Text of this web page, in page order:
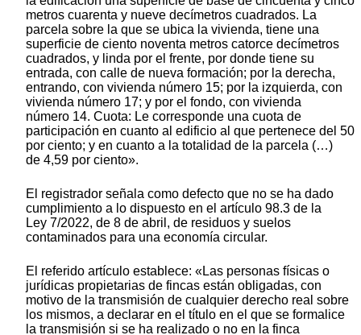
metros cuarenta y nueve decímetros cuadrados. La
parcela sobre la que se ubica la vivienda, tiene una
superficie de ciento noventa metros catorce decímetros
cuadrados, y linda por el frente, por donde tiene su
entrada, con calle de nueva formación; por la derecha,
entrando, con vivienda número 15; por la izquierda, con
vivienda número 17; y por el fondo, con vivienda
número 14. Cuota: Le corresponde una cuota de
participación en cuanto al edificio al que pertenece del 50
por ciento; y en cuanto a la totalidad de la parcela (…)
de 4,59 por ciento».
El registrador señala como defecto que no se ha dado
cumplimiento a lo dispuesto en el artículo 98.3 de la
Ley 7/2022, de 8 de abril, de residuos y suelos
contaminados para una economía circular.
El referido artículo establece: «Las personas físicas o
jurídicas propietarias de fincas están obligadas, con
motivo de la transmisión de cualquier derecho real sobre
los mismos, a declarar en el título en el que se formalice
la transmisión si se ha realizado o no en la finca